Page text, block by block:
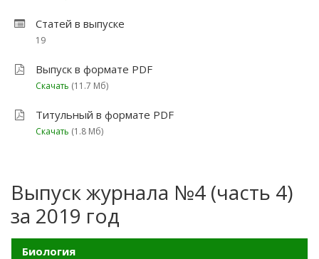
Статей в выпуске
19
Выпуск в формате PDF
Скачать (11.7 Мб)
Титульный в формате PDF
Скачать (1.8 Мб)
Выпуск журнала №4 (часть 4)
за 2019 год
Биология